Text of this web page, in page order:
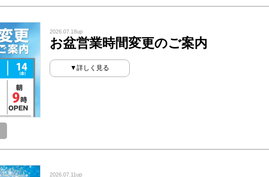
2026.07.18up
お盆営業時間変更のご案内
▼詳しく見る
2026.07.11up